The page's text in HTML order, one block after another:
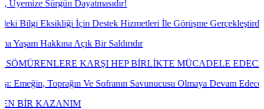
Dayatmasıdır!
İçin Destek Hizmetleri İle Görüşme Gerçekleştirdik.
Açık Bir Saldırıdır
KARŞI HEP BİRLİKTE MÜCADELE EDECEĞİZ
Ve Sofranın Savunucusu Olmaya Devam Edeceğiz!